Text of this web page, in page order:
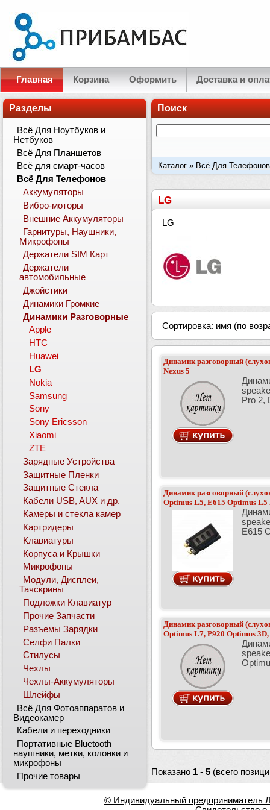
Главная Корзина Оформить Доставка и
Поиск
Каталог» Всё Для Телефонов
LG
LG
Сортировка: имя (по
Динамик разговорный
Nexus 5
Pro 2,
Динамик разговорный
Optimus L5, E615 Optimus L5
E615
Динамик разговорный
Optimus L7, P920 Optimus
Показано 1- 5(всего
Разделы
Всё Для Ноутбуков и
Нетбуков
Всё Для Планшетов
Всё для смарт-часов
Всё Для Телефонов
Аккумуляторы
Вибро-моторы
Внешние Аккумуляторы
Гарнитуры, Наушники,
Микрофоны
Держатели SIM Карт
Держатели
автомобильные
Джойстики
Динамики Громкие
Динамики Разговорные
Apple
HTC
Huawei
LG
Nokia
Samsung
Sony
Sony Ericsson
Xiaomi
ZTE
Зарядные Устройства
Защитные Пленки
Защитные Стекла
Кабели USB, AUX и др.
Камеры и стекла камер
Картридеры
Клавиатуры
Корпуса и Крышки
Микрофоны
Модули, Дисплеи,
Тачскрины
Подложки Клавиатур
Прочие Запчасти
Разъемы Зарядки
Селфи Палки
Стилусы
Чехлы
Чехлы-Аккумуляторы
Шлейфы
Всё Для Фотоаппаратов и
Видеокамер
Кабели и переходники
Портативные Bluetooth
наушники, метки, колонки и
микрофоны
Прочие товары
© Индивидуальный предприниматель